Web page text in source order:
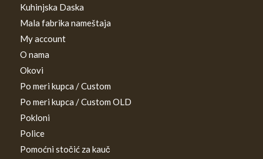
Kuhinjska Daska
Mala fabrika nameštaja
My account
O nama
Okovi
Po meri kupca / Custom
Po meri kupca / Custom OLD
Pokloni
Police
Pomoćni stočić za kauč